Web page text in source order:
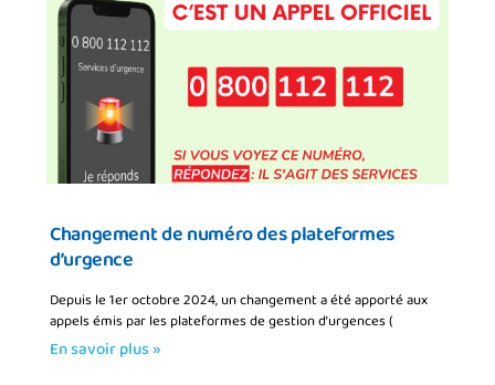
Changement de numéro des plateformes
d’urgence
Depuis le 1er octobre 2024, un changement a été apporté aux
appels émis par les plateformes de gestion d’urgences (
En savoir plus »